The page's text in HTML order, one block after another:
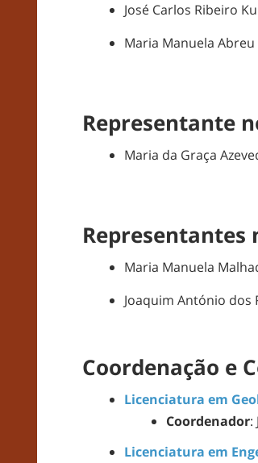
José Carlos Ribeiro
Maria Manuela
Representante
Maria da Graça
Representantes
Maria Manuela
Joaquim António dos
Coordenação e
Licenciatura em
Coordenador:
Licenciatura em